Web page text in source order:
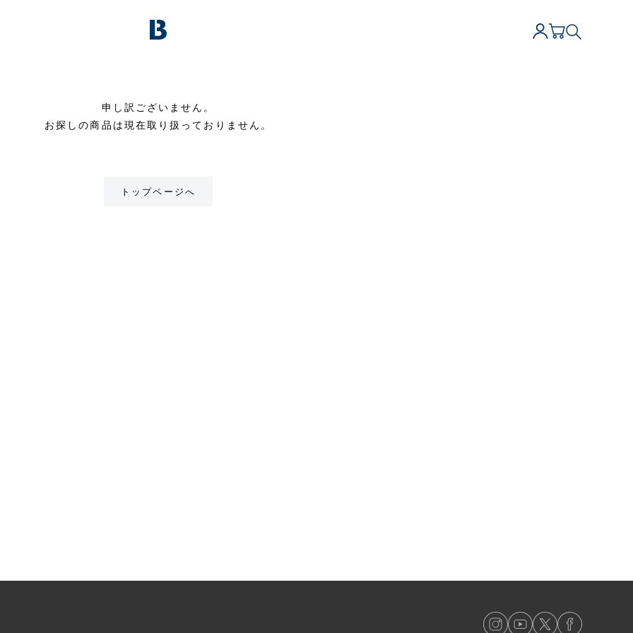
申し訳ございません。
お探しの商品は現在取り扱っておりません。
トップページへ